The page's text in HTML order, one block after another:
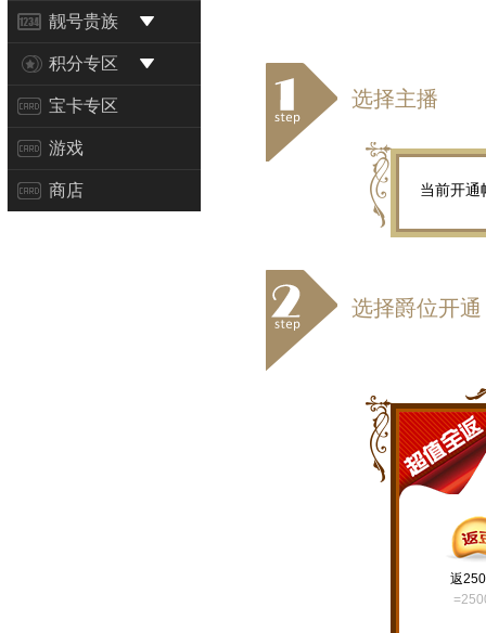
靓号贵族
积分专区
宝卡专区
游戏
商店
选择主播
当前开通
选择爵位开通
返